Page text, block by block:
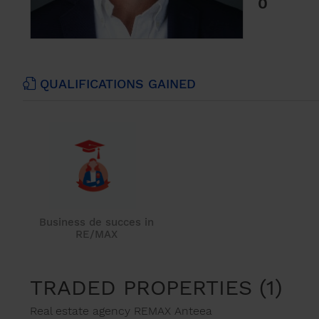
QUALIFICATIONS GAINED
Business de succes in
RE/MAX
TRADED PROPERTIES (1)
Real estate agency REMAX Anteea